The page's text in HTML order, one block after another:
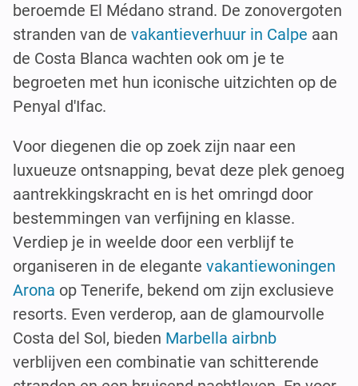
beroemde El Médano strand. De zonovergoten
stranden van de vakantieverhuur in Calpe aan
de Costa Blanca wachten ook om je te
begroeten met hun iconische uitzichten op de
Penyal d'Ifac.
Voor diegenen die op zoek zijn naar een
luxueuze ontsnapping, bevat deze plek genoeg
aantrekkingskracht en is het omringd door
bestemmingen van verfijning en klasse.
Verdiep je in weelde door een verblijf te
organiseren in de elegante vakantiewoningen
Arona op Tenerife, bekend om zijn exclusieve
resorts. Even verderop, aan de glamourvolle
Costa del Sol, bieden Marbella airbnb
verblijven een combinatie van schitterende